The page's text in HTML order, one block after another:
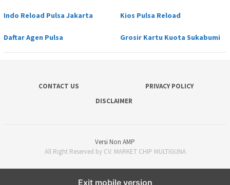
Indo Reload Pulsa Jakarta Kios Pulsa Reload
Daftar Agen Pulsa Grosir Kartu Kuota Sukabumi
CONTACT US
PRIVACY POLICY
DISCLAIMER
Versi Non AMP
All Right Reserved by CV. MARKET CHIP MULTIGUNA
Exit mobile version